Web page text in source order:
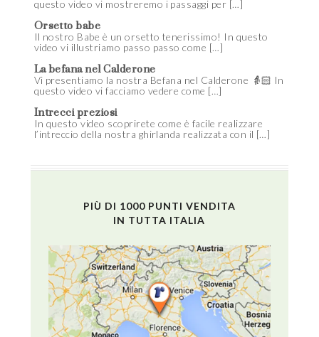
questo video vi mostreremo i passaggi per […]
Orsetto babe
Il nostro Babe è un orsetto tenerissimo! In questo
video vi illustriamo passo passo come […]
La befana nel Calderone
Vi presentiamo la nostra Befana nel Calderone 👵🏻 In
questo video vi facciamo vedere come […]
Intrecci preziosi
In questo video scoprirete come è facile realizzare
l’intreccio della nostra ghirlanda realizzata con il […]
PIÙ DI 1000 PUNTI VENDITA
IN TUTTA ITALIA